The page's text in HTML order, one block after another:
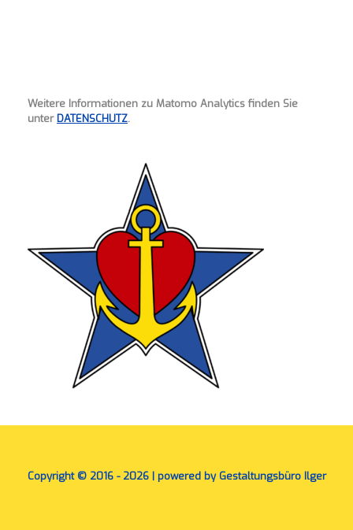
Weitere Informationen zu Matomo Analytics finden Sie
unter DATENSCHUTZ.
Copyright © 2016 - 2026 | powered by Gestaltungsbüro Ilger